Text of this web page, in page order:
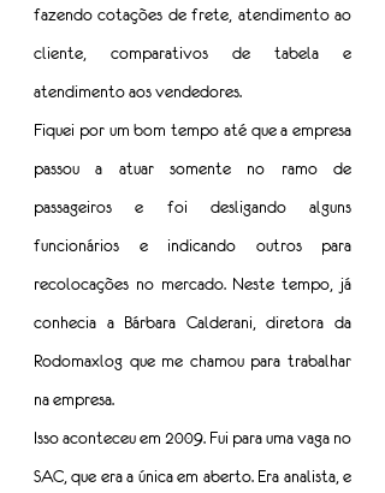
fazendo cotações de frete, atendimento ao
cliente, comparativos de tabela e
atendimento aos vendedores.
Fiquei por um bom tempo até que a empresa
passou a atuar somente no ramo de
passageiros e foi desligando alguns
funcionários e indicando outros para
recolocações no mercado. Neste tempo, já
conhecia a Bárbara Calderani, diretora da
Rodomaxlog que me chamou para trabalhar
na empresa.
Isso aconteceu em 2009. Fui para uma vaga no
SAC, que era a única em aberto. Era analista, e